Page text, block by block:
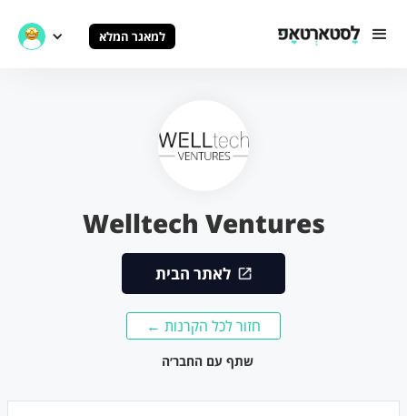
למאגר המלא
Welltech Ventures
לאתר הבית
חזור לכל הקרנות ←
שתף עם החבר׳ה